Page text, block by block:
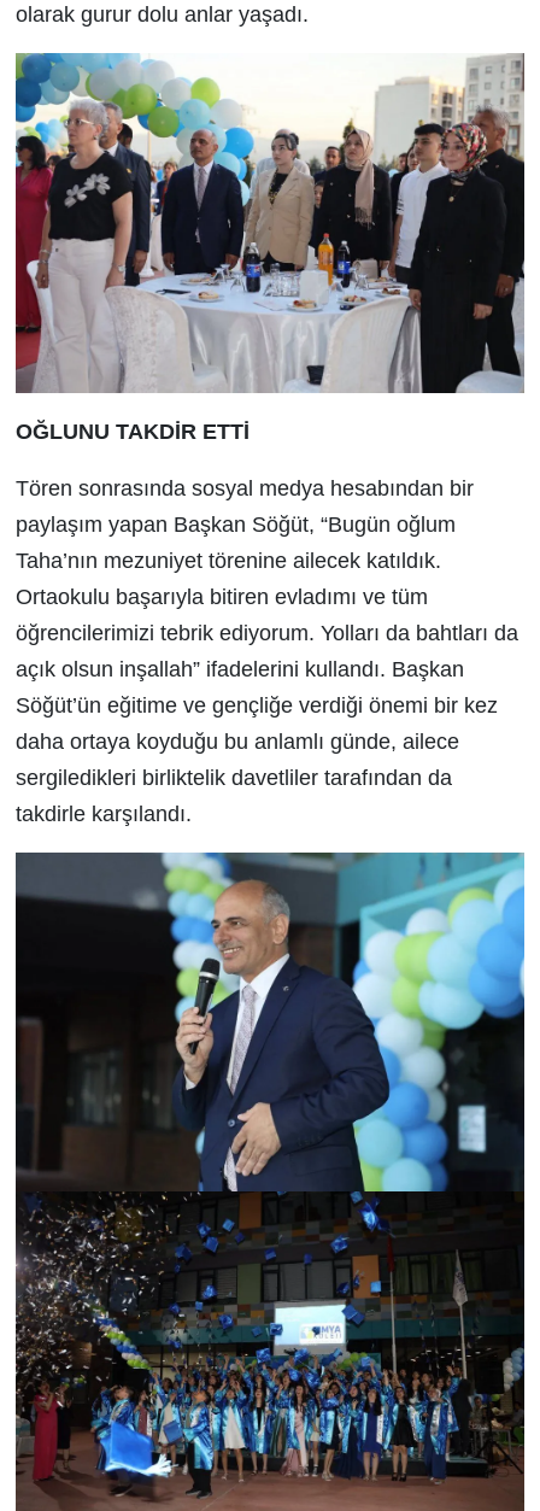
olarak gurur dolu anlar yaşadı.
OĞLUNU TAKDİR ETTİ
Tören sonrasında sosyal medya hesabından bir
paylaşım yapan Başkan Söğüt, “Bugün oğlum
Taha’nın mezuniyet törenine ailecek katıldık.
Ortaokulu başarıyla bitiren evladımı ve tüm
öğrencilerimizi tebrik ediyorum. Yolları da bahtları da
açık olsun inşallah” ifadelerini kullandı. Başkan
Söğüt’ün eğitime ve gençliğe verdiği önemi bir kez
daha ortaya koyduğu bu anlamlı günde, ailece
sergiledikleri birliktelik davetliler tarafından da
takdirle karşılandı.